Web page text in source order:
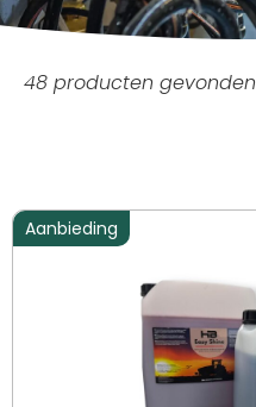
48 producten gevonden
Aanbieding